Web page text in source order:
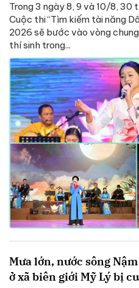
Trong 3 ngày 8, 9 và 10/8,
Cuộc thi “Tìm kiếm tài năng
2026 sẽ bước vào vòng
thí sinh trong...
Mưa lớn, nước sông
ở xã biên giới Mỹ Lý bị